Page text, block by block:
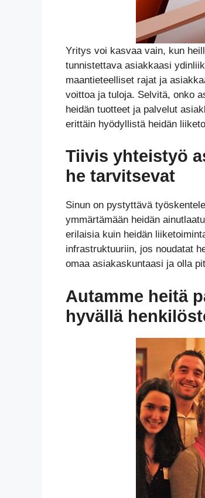
Yritys voi kasvaa vain, kun
tunnistettava asiakkaasi
maantieteelliset rajat ja
voittoa ja tuloja. Selvitä, onko
heidän tuotteet ja palvelut
erittäin hyödyllistä heidän
Tiivis yhteistyö
he tarvitsevat
Sinun on pystyttävä
ymmärtämään heidän
erilaisia kuin heidän
infrastruktuuriin, jos noudatat
omaa asiakaskuntaasi ja olla
Autamme heitä
hyvällä